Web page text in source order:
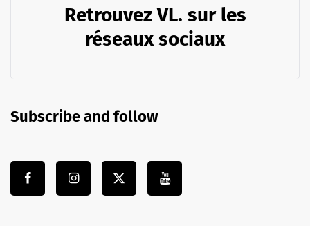
Retrouvez VL. sur les
réseaux sociaux
Subscribe and follow